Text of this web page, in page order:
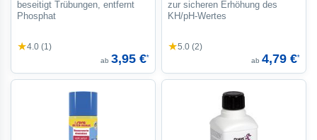
beseitigt Trübungen, entfernt
Phosphat
★4.0 (1)
ab 3,95 €*
zur sicheren Erhöhung des
KH/pH-Wertes
★5.0 (2)
ab 4,79 €*